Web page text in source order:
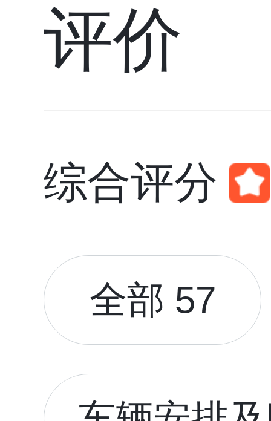
评价
综合评分
全部 57